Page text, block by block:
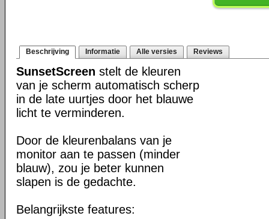
Beschrijving Informatie Alle versies Reviews
SunsetScreen stelt de kleuren
van je scherm automatisch scherp
in de late uurtjes door het blauwe
licht te verminderen.
Door de kleurenbalans van je
monitor aan te passen (minder
blauw), zou je beter kunnen
slapen is de gedachte.
Belangrijkste features: